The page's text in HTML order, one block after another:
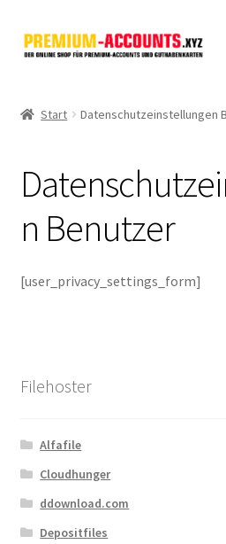
Zur
Navigation
Zum
Inhalt
FileJoker
Depositfiles
TakeFile
HotLink
Filespace
Start Datenschutzeinstellungen
n Benutzer
[user_privacy_settings_form]
Filehoster
Alfafile
Cloudhunger
ddownload.com
Depositfiles